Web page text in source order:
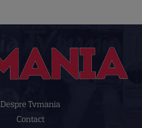
Despre Tvmania
Contact